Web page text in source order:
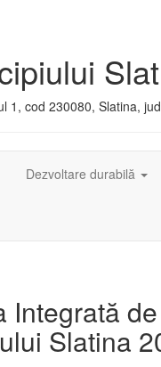
1, cod 230080, Slatina,
Dezvoltare durabilă
Integrată
Slatina